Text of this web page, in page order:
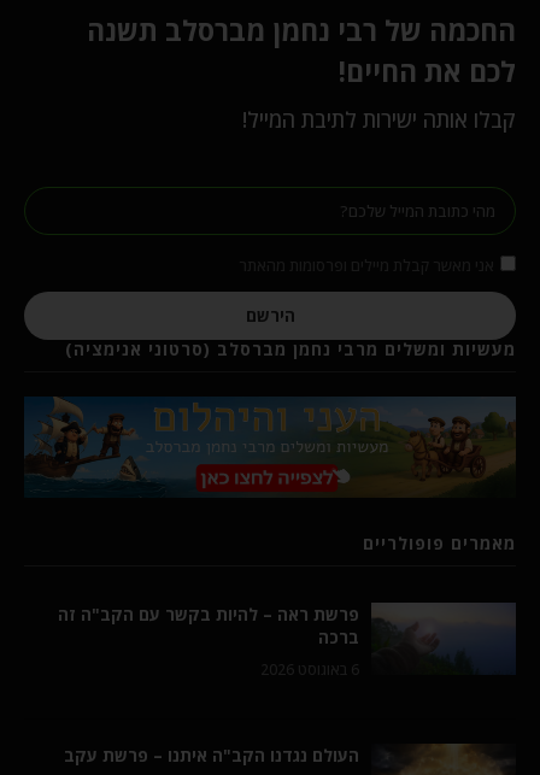
החכמה של רבי נחמן מברסלב תשנה
לכם את החיים!
קבלו אותה ישירות לתיבת המייל!
הירשם
מעשיות ומשלים מרבי נחמן מברסלב (סרטוני אנימציה)
מאמרים פופולריים
פרשת ראה – להיות בקשר עם הקב"ה זה
ברכה
6 באוגוסט 2026
העולם נגדנו הקב"ה איתנו – פרשת עקב